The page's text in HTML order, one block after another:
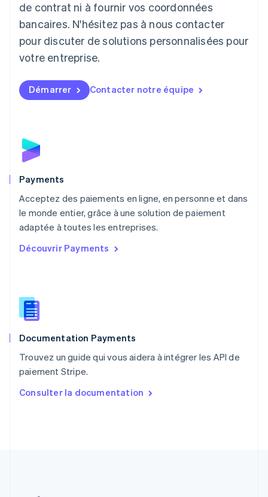
de contrat ni à fournir vos coordonnées
bancaires. N'hésitez pas à nous contacter
pour discuter de solutions personnalisées pour
votre entreprise.
Démarrer Contacter notre équipe
Payments
Acceptez des paiements en ligne, en personne et dans
le monde entier, grâce à une solution de paiement
adaptée à toutes les entreprises.
Découvrir Payments
Documentation Payments
Trouvez un guide qui vous aidera à intégrer les API de
paiement Stripe.
Consulter la documentation
DeutschEnglish
Lituanie
Luxembourg
FrançaisDeutschEnglish
English简体中文
Malte
Norvège
English
English
NederlandsEnglish
Pologne
English
PortuguêsEnglish
English
Roumanie
Royaume-Uni
Singapour
English 简体中文
English